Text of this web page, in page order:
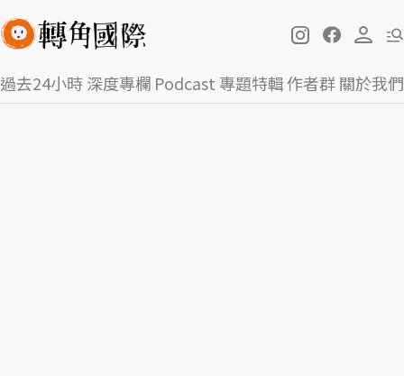
過去24小時深度專欄 Podcast 專題特輯作者群關於我們